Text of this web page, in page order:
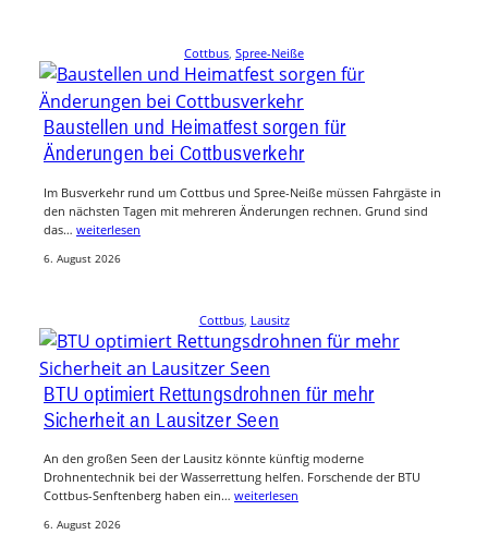
Cottbus, Spree-Neiße
Baustellen und Heimatfest sorgen für
Änderungen bei Cottbusverkehr
Im Busverkehr rund um Cottbus und Spree-Neiße müssen Fahrgäste in
den nächsten Tagen mit mehreren Änderungen rechnen. Grund sind
das… weiterlesen
6. August 2026
Cottbus, Lausitz
BTU optimiert Rettungsdrohnen für mehr
Sicherheit an Lausitzer Seen
An den großen Seen der Lausitz könnte künftig moderne
Drohnentechnik bei der Wasserrettung helfen. Forschende der BTU
Cottbus-Senftenberg haben ein… weiterlesen
6. August 2026